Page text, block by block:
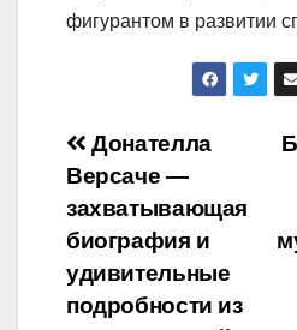
фигурантом в развитии
Навигация
по
записям
Донателла
Версаче —
захватывающая
биография и
удивительные
подробности из